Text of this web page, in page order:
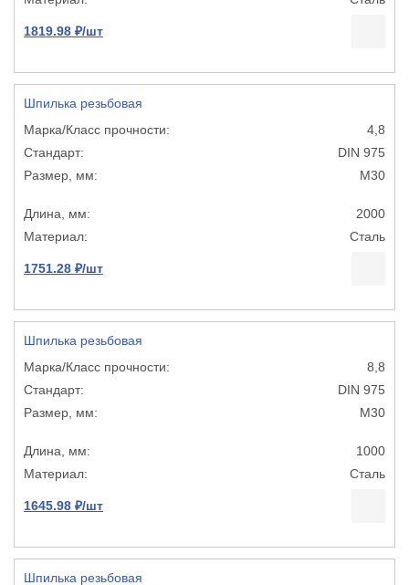
1819.98 ₽/шт
Шпилька резьбовая
4,8
DIN 975
М30
2000
Сталь
1751.28 ₽/шт
Шпилька резьбовая
8,8
DIN 975
М30
1000
Сталь
1645.98 ₽/шт
Шпилька резьбовая